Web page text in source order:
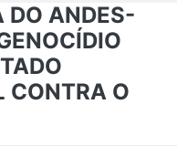
DO ANDES-
CONTRA O